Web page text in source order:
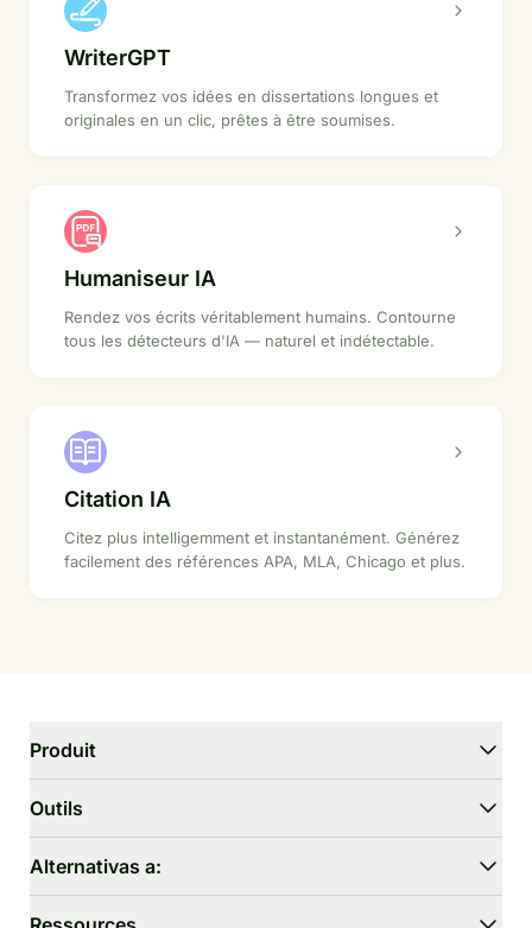
WriterGPT
Transformez vos idées en dissertations longues et
originales en un clic, prêtes à être soumises.
Humaniseur IA
Rendez vos écrits véritablement humains. Contourne
tous les détecteurs d'IA — naturel et indétectable.
Citation IA
Citez plus intelligemment et instantanément. Générez
facilement des références APA, MLA, Chicago et plus.
Produit
Humaniseur
Outils
Traduction IA
Alternativas a: